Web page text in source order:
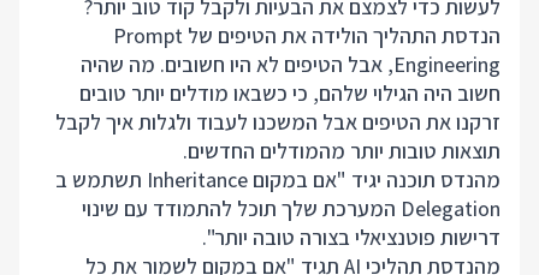
לעשות כדי לצמצם את הבעיות ולקבל קוד טוב יותר?
הנדסת התהליך הולידה את הטיפים של Prompt
Engineering, אבל הטיפים לא היו חשובים. מה שהיה
חשוב היה הגילוי שלהם, כי כשבאו מודלים יותר טובים
זרקנו את הטיפים אבל המשכנו לעבוד ולגלות איך לקבל
תוצאות טובות יותר מהמודלים החדשים.
מהנדס תוכנה יגיד "אם במקום Inheritance תשתמש ב
Delegation המערכת שלך תוכל להתמודד עם שינוי
דרישות פוטנציאלי בצורה טובה יותר".
מהנדסת תהליכי AI תגיד "אם במקום לשמור את כל